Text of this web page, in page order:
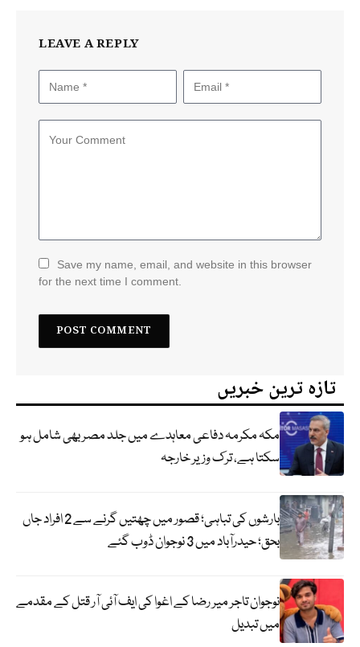
LEAVE A REPLY
Save my name, email, and website in this browser
for the next time I comment.
تازہ ترین خبریں
مکہ مکرمہ دفاعی معاہدے میں جلد مصر بھی شامل ہو
سکتا ہے، ترک وزیر خارجہ
بارشوں کی تباہی؛ قصور میں چھتیں گرنے سے 2 افراد جاں
بحق؛ حیدرآباد میں 3 نوجوان ڈوب گئے
نوجوان تاجر میر رضا کے اغوا کی ایف آئی آر قتل کے مقدمے
میں تبدیل